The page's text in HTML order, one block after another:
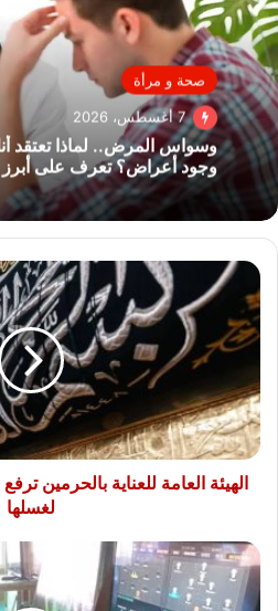
صحة و مرأة
7 أغسطس، 2026
وسواس المرض.. لماذا تعتقد
وجود أعراض؟ تعرف على أبرز
الهيئة
العامة
للعناية
بالحرمين
ستارة
باب
الكعبة
استعدادًا
لغسلها
الهيئة العامة للعناية بالحرمين
لغسلها
دار
الافتاء
توضح